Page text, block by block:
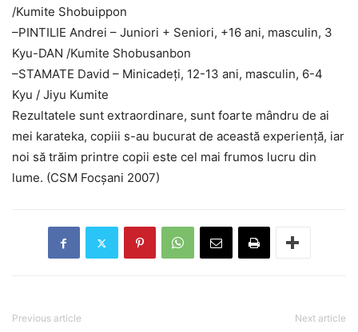
/Kumite Shobuippon
–PINTILIE Andrei – Juniori + Seniori, +16 ani, masculin, 3
Kyu-DAN /Kumite Shobusanbon
–STAMATE David – Minicadeți, 12-13 ani, masculin, 6-4
Kyu / Jiyu Kumite
Rezultatele sunt extraordinare, sunt foarte mândru de ai
mei karateka, copiii s-au bucurat de această experiență, iar
noi să trăim printre copii este cel mai frumos lucru din
lume. (CSM Focșani 2007)
Previous article Next article